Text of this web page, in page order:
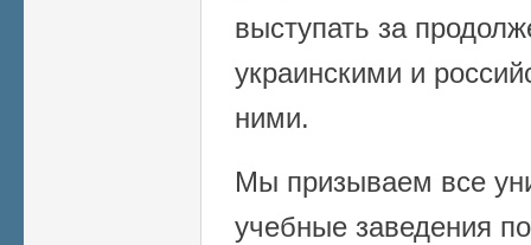
выступать за
украинскими и
ними.
Мы призываем все
учебные заведения